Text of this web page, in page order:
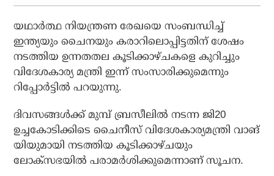
യഥാര്‍ത്ഥ നിയന്ത്രണ രേഖയെ സംബന്ധിച്ച്
ഇന്ത്യയും ചൈനയും കരാറിലൊപ്പിട്ടതിന് ശേഷം
നടത്തിയ ഉന്നതതല കൂടിക്കാഴ്ചകളെ കുറിച്ചും
വിദേശകാര്യ മന്ത്രി ഇന്ന് സംസാരിക്കുമെന്നും
റിപ്പോര്‍ട്ടില്‍ പറയുന്നു.
ദിവസങ്ങള്‍ക്ക് മുമ്പ് ബ്രസീലില്‍ നടന്ന ജി20
ഉച്ചകോടിക്കിടെ ചൈനീസ് വിദേശകാര്യമന്ത്രി വാങ്
യിയുമായി നടത്തിയ കൂടിക്കാഴ്ചയും
ലോക്‌സഭയില്‍ പരാമര്‍ശിക്കുമെന്നാണ് സൂചന.